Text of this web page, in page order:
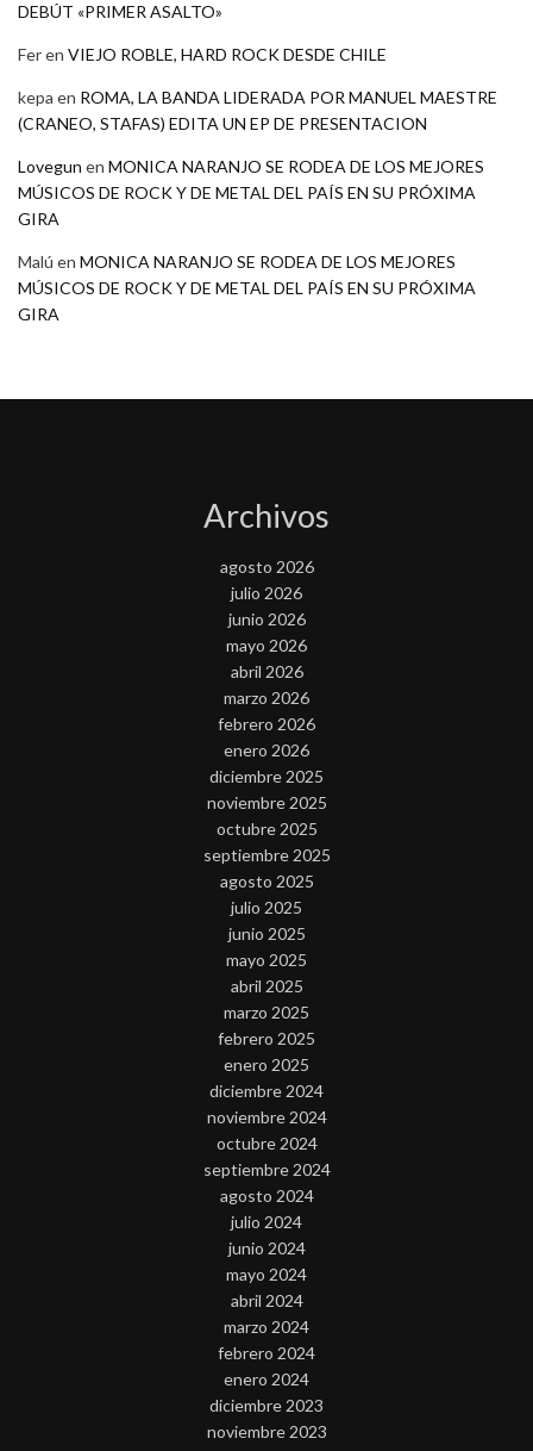
DEBÚT «PRIMER ASALTO»
Feren VIEJO ROBLE, HARD ROCK DESDE CHILE
kepa en ROMA, LA BANDA LIDERADA POR MANUEL MAESTRE
(CRANEO, STAFAS) EDITA UN EP DE PRESENTACION
Lovegun en MONICA NARANJO SE RODEA DE LOS MEJORES
MÚSICOS DE ROCK Y DE METAL DEL PAÍS EN SU PRÓXIMA
GIRA
Malú en MONICA NARANJO SE RODEA DE LOS MEJORES
MÚSICOS DE ROCK Y DE METAL DEL PAÍS EN SU PRÓXIMA
GIRA
Archivos
agosto 2026
julio 2026
junio 2026
mayo 2026
abril 2026
marzo 2026
febrero 2026
enero 2026
diciembre 2025
noviembre 2025
octubre 2025
septiembre 2025
agosto 2025
julio 2025
junio 2025
mayo 2025
abril 2025
marzo 2025
febrero 2025
enero 2025
diciembre 2024
noviembre 2024
octubre 2024
septiembre 2024
agosto 2024
julio 2024
junio 2024
mayo 2024
abril 2024
marzo 2024
febrero 2024
enero 2024
diciembre 2023
noviembre 2023